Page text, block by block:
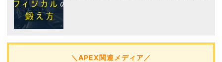
＼APEX関連メディア／